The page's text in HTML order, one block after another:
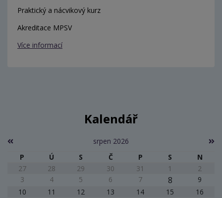
Praktický a nácvikový kurz
Akreditace MPSV
Více informací
Kalendář
srpen 2026
P
Ú S Č P S
N
27
28 29 30 31 1
2
3
4 5 6 7 8
9
10
11 12 13 14 15
16